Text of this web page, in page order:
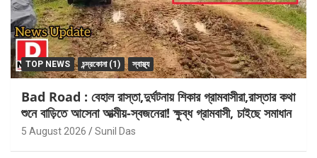
TOP NEWS চন্দ্রকোনা (1) স্বাস্থ্য
Bad Road : বেহাল রাস্তা,দুর্ঘটনায় শিকার গ্রামবাসীরা,রাস্তার কথা
শুনে বাড়িতে আসেনা আত্মীয়-স্বজনেরা! ক্ষুব্ধ গ্রামবাসী, চাইছে সমাধান
5 August 2026 Sunil Das